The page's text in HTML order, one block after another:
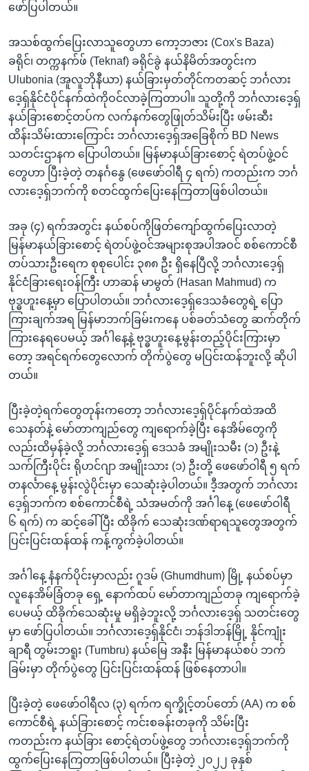
ဖော်ပြပါတယ်။
အသစ်ထွက်ပြေးလာသူတွေဟာ ကော့ဘဇား (Cox's Baza)
ခရိုင်၊ တက္ကနက်ဖ် (Teknaf) ခရိုင်ခွဲ နယ်နိမိတ်အတွင်းက
Ulubonia (အူလူဘိုနီယာ) နယ်ခြားမှတ်တိုင်ကတဆင့် ဘင်္ဂလား
ဒေ့ရှ်နိုင်ငံပိုင်နက်ထဲကိုဝင်လာခဲ့ကြတာပါ။ သူတို့ကို ဘင်္ဂလားဒေ့ရှ်
နယ်ခြားစောင့်တပ်က လက်နက်တွေဖြုတ်သိမ်းပြီး ဖမ်းဆီး
ထိန်းသိမ်းထားကြောင်း ဘင်္ဂလားဒေ့ရှ်အခြေစိုက် BD News
သတင်းဌာနက ပြောပါတယ်။ မြန်မာနယ်ခြားစောင့် ရဲတပ်ဖွဲ့ဝင်
တွေဟာ ပြီးခဲ့တဲ့ တနင်္ဂနွေ (ဖေဖော်ဝါရီ ၄ ရက်) ကတည်းက ဘင်္ဂ
လားဒေ့ရှ်ဘက်ကို စတင်ထွက်ပြေးနေကြတာဖြစ်ပါတယ်။
အခု (၄) ရက်အတွင်း နယ်စပ်ကိုဖြတ်ကျော်ထွက်ပြေးလာတဲ့
မြန်မာနယ်ခြားစောင့် ရဲတပ်ဖွဲ့ဝင်အများစုအပါအဝင် စစ်ကောင်စီ
တပ်သားဦးရေက စုစုပေါင်း ၃၈၈ ဦး ရှိနေပြီလို့ ဘင်္ဂလားဒေ့ရှ်
နိုင်ငံခြားရေးဝန်ကြီး ဟာဆန် မာမွတ် (Hasan Mahmud) က
ဗုဒ္ဓဟူးနေ့မှာ ပြောပါတယ်။ ဘင်္ဂလားဒေ့ရှ်ဒေသခံတွေရဲ့ ပြော
ကြားချက်အရ မြန်မာဘက်ခြမ်းကနေ ပစ်ခတ်သံတွေ ဆက်တိုက်
ကြားနေရပေမယ့် အင်္ဂါနေ့နဲ့ ဗုဒ္ဓဟူးနေ့မွန်းတည့်ပိုင်းကြားမှာ
တော့ အရင်ရက်တွေလောက် တိုက်ပွဲတွေ မပြင်းထန်ဘူးလို့ ဆိုပါ
တယ်။
ပြီးခဲ့တဲ့ရက်တွေတုန်းကတော့ ဘင်္ဂလားဒေ့ရှ်ပိုင်နက်ထဲအထိ
သေနတ်နဲ့ မော်တာကျည်တွေ ကျရောက်ခဲ့ပြီး နေအိမ်တွေကို
လည်းထိမှန်ခဲ့လို့ ဘင်္ဂလားဒေ့ရှ် ဒေသခံ အမျိုးသမီး (၁) ဦးနဲ့
သက်ကြီးပိုင်း ရိုဟင်ဂျာ အမျိုးသား (၁) ဦးတို့ ဖေဖော်ဝါရီ ၅ ရက်
တနင်္လာနေ့ မွန်းလွဲပိုင်းမှာ သေဆုံးခဲ့ပါတယ်။ ဒီ့အတွက် ဘင်္ဂလား
ဒေ့ရှ်ဘက်က စစ်ကောင်စီရဲ့ သံအမတ်ကို အင်္ဂါနေ့ (ဖေဖော်ဝါရီ
၆ ရက်) က ဆင့်ခေါ်ပြီး ထိခိုက် သေဆုံးဒဏ်ရာရသူတွေအတွက်
ပြင်းပြင်းထန်ထန် ကန့်ကွက်ခဲ့ပါတယ်။
အင်္ဂါနေ့ နံနက်ပိုင်းမှာလည်း ဂူဒမ် (Ghumdhum) မြို့ နယ်စပ်မှာ
လူနေအိမ်ခြံတခု ရှေ့ နောက်ထပ် မော်တာကျည်တခု ကျရောက်ခဲ့
ပေမယ့် ထိခိုက်သေဆုံးမှု မရှိခဲ့ဘူးလို့ ဘင်္ဂလားဒေ့ရှ် သတင်းတွေ
မှာ ဖော်ပြပါတယ်။ ဘင်္ဂလားဒေ့ရှ်နိုင်ငံ၊ ဘန်ဒါဘန်မြို့ နိုင်ကျုံး
ချာရီ တွမ်းဘရူး (Tumbru) နယ်မြေ အနီး မြန်မာနယ်စပ် ဘက်
ခြမ်းမှာ တိုက်ပွဲတွေ ပြင်းပြင်းထန်ထန် ဖြစ်နေတာပါ။
ပြီးခဲ့တဲ့ ဖေဖော်ဝါရီလ (၃) ရက်က ရက္ခိုင့်တပ်တော် (AA) က စစ်
ကောင်စီရဲ့ နယ်ခြားစောင့် ကင်းစခန်းတခုကို သိမ်းပြီး
ကတည်းက နယ်ခြား စောင့်ရဲတပ်ဖွဲ့တွေ ဘင်္ဂလားဒေ့ရှ်ဘက်ကို
ထွက်ပြေးနေကြတာဖြစ်ပါတယ်။ ပြီးခဲ့တဲ့ ၂၀၂၂ ခုနှစ်